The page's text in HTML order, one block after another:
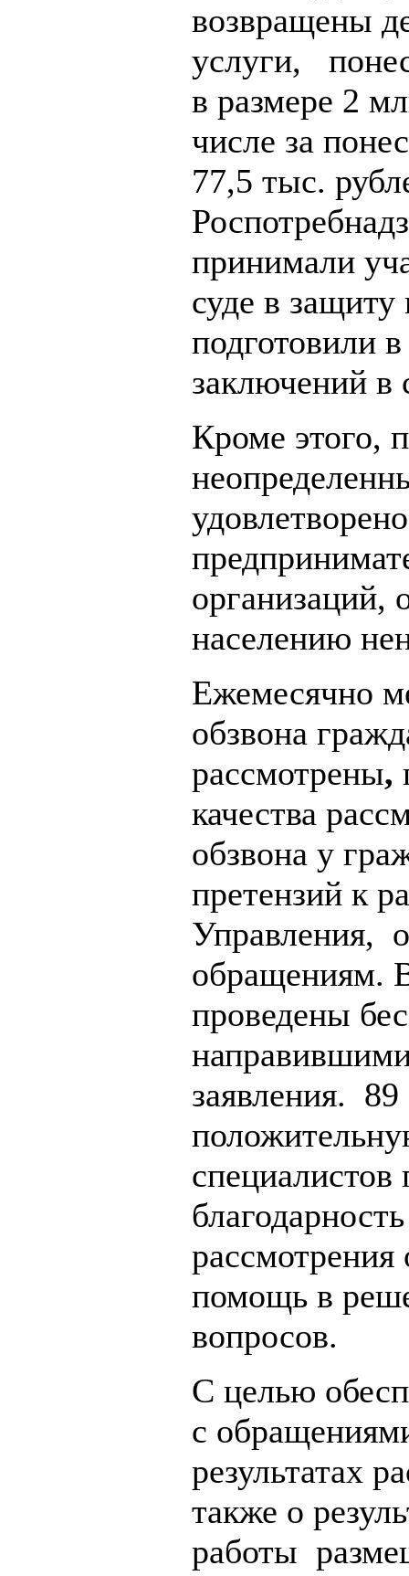
возвращены
услуги,
в размере 2
числе за
77,5 тыс.
принимали
суде в защиту
подготовили
заключений в
Кроме этого,
организаций,
населению
Ежемесячно
обзвона
рассмотрены,
качества
обзвона у
претензий к
Управления,
обращениям.
проведены
заявления.
помощь в
вопросов.
С целью
с
результатах
также о
работы